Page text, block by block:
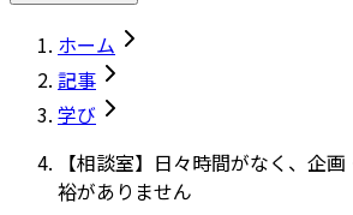
ホーム
記事
学び
【相談室】日々時間がなく、企
裕がありません